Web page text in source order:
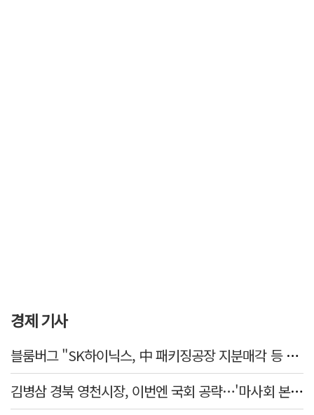
경제 기사
블룸버그 "SK하이닉스, 中 패키징공장 지분매각 등 검토"
김병삼 경북 영천시장, 이번엔 국회 공략…'마사회 본사 이전·광역교통망 확충' 요청